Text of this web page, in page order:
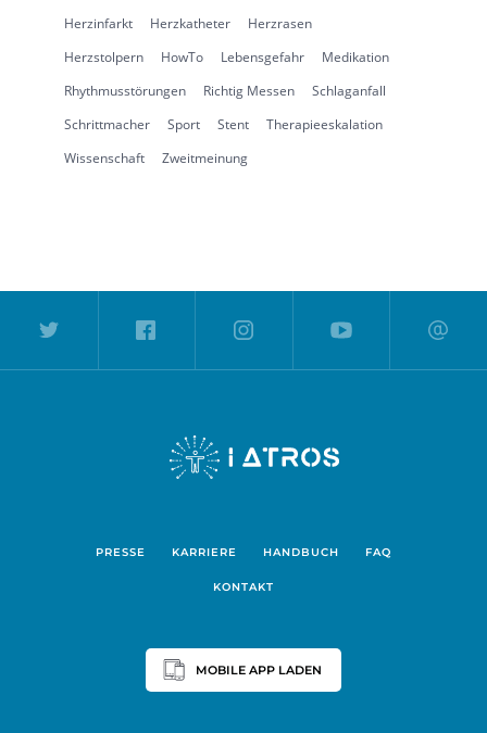
Herzinfarkt
Herzkatheter
Herzrasen
Herzstolpern
HowTo Lebensgefahr
Medikation
Rhythmusstörungen
Richtig Messen
Schlaganfall
Schrittmacher
Sport Stent
Therapieeskalation
Wissenschaft
Zweitmeinung
PRESSE KARRIERE HANDBUCH FAQ
KONTAKT
MOBILE APP LADEN